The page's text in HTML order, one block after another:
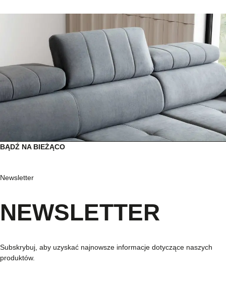
BĄDŹ NA BIEŻĄCO
Newsletter
NEWSLETTER
Subskrybuj, aby uzyskać najnowsze informacje dotyczące naszych
produktów.